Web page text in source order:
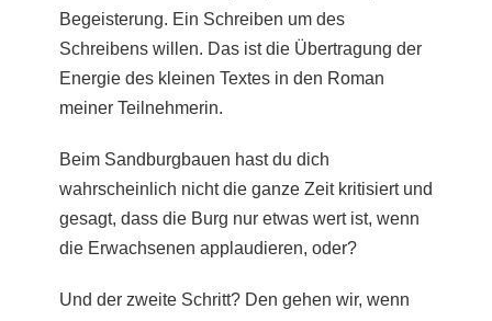
Begeisterung. Ein Schreiben um des
Schreibens willen. Das ist die Übertragung der
Energie des kleinen Textes in den Roman
meiner Teilnehmerin.
Beim Sandburgbauen hast du dich
wahrscheinlich nicht die ganze Zeit kritisiert und
gesagt, dass die Burg nur etwas wert ist, wenn
die Erwachsenen applaudieren, oder?
Und der zweite Schritt? Den gehen wir, wenn